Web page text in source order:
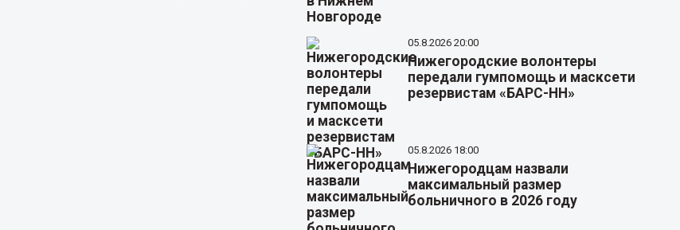
05.8.2026 20:00
Нижегородские волонтеры
передали гумпомощь и масксети
резервистам «БАРС-НН»
05.8.2026 18:00
Нижегородцам назвали
максимальный размер
больничного в 2026 году